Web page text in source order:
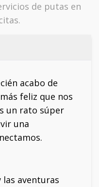
de putas en
acabo de
feliz que nos
un rato súper
una
las aventuras